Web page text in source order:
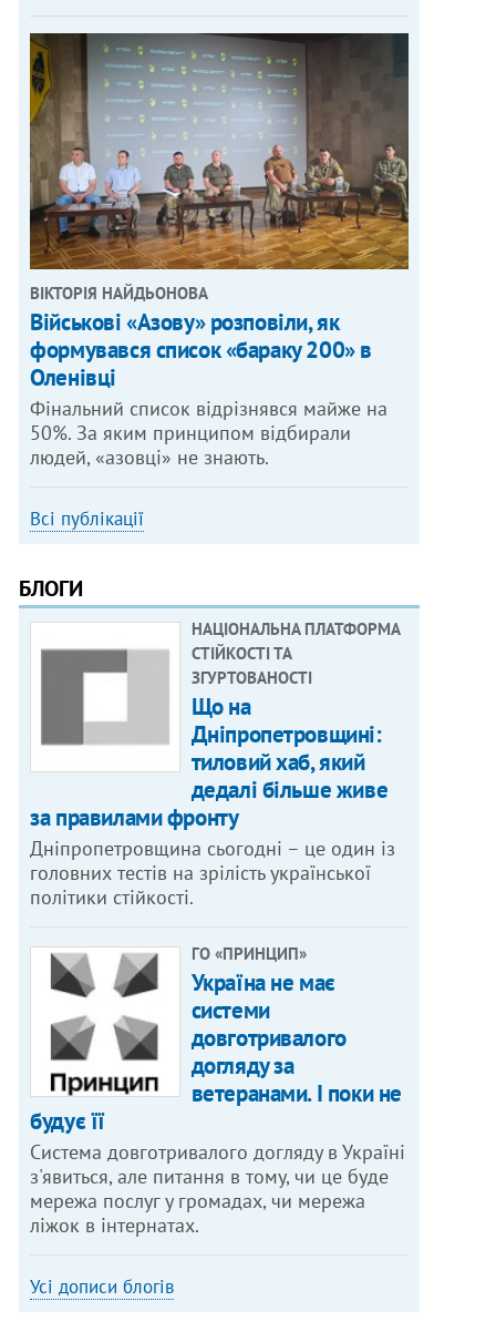
ВІКТОРІЯ НАЙДЬОНОВА
Військові «Азову» розповіли, як
формувався список «бараку 200» в
Оленівці
Фінальний список відрізнявся майже на
50%. За яким принципом відбирали
людей, «азовці» не знають.
Всі публікації
БЛОГИ
НАЦІОНАЛЬНА ПЛАТФОРМА
СТІЙКОСТІ ТА
ЗГУРТОВАНОСТІ
Що на
Дніпропетровщині:
тиловий хаб, який
дедалі більше живе
за правилами фронту
Дніпропетровщина сьогодні – це один із
головних тестів на зрілість української
політики стійкості.
ГО «ПРИНЦИП»
Україна не має
системи
довготривалого
догляду за
ветеранами. І поки не
будує її
Система довготривалого догляду в Україні
з'явиться, але питання в тому, чи це буде
мережа послуг у громадах, чи мережа
ліжок в інтернатах.
Усі дописи блогів